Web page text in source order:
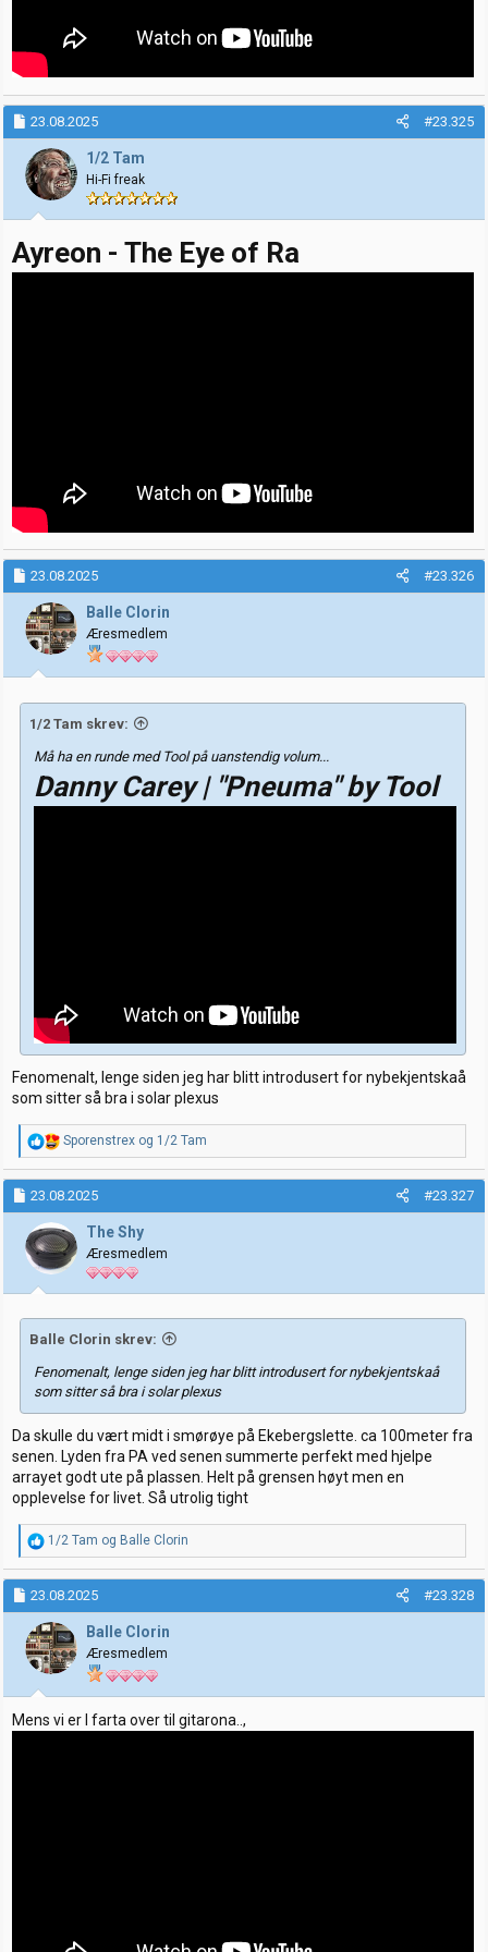
23.08.2025 #23.325
1/2 Tam
Hi-Fi freak
Ayreon - The Eye of Ra
23.08.2025 #23.326
Balle Clorin
Æresmedlem
1/2 Tam skrev:
Må ha en runde med Tool på uanstendig volum...
Danny Carey | "Pneuma" by Tool
Fenomenalt, lenge siden jeg har blitt introdusert for nybekjentskaå
som sitter så bra i solar plexus
R
e
a
k
j
o
n
r
Sporenstrex og 1/2 Tam
23.08.2025 #23.327
The Shy
Æresmedlem
Balle Clorin skrev:
Fenomenalt, lenge siden jeg har blitt introdusert for nybekjentskaå
som sitter så bra i solar plexus
Da skulle du vært midt i smørøye på Ekebergslette. ca 100meter fra
senen. Lyden fra PA ved senen summerte perfekt med hjelpe
arrayet godt ute på plassen. Helt på grensen høyt men en
opplevelse for livet. Så utrolig tight
R
e
a
k
j
o
n
e
r
1/2 Tam og Balle Clorin
23.08.2025 #23.328
Balle Clorin
Æresmedlem
Mens vi er I farta over til gitarona..,